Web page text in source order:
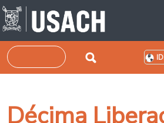
Pasar al contenido principal
Buscar
Décima